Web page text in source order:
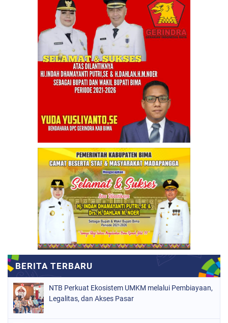
NTB Perkuat Ekosistem UMKM melalui Pembiayaan,
Legalitas, dan Akses Pasar